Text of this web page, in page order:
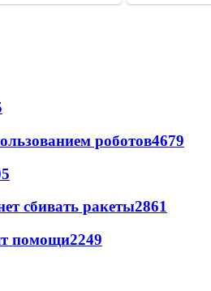
роботов4679
сбивать ракеты2861
помощи2249